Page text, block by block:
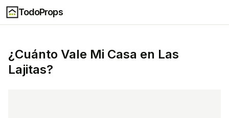
TodoProps
¿Cuánto Vale Mi Casa en Las
Lajitas?